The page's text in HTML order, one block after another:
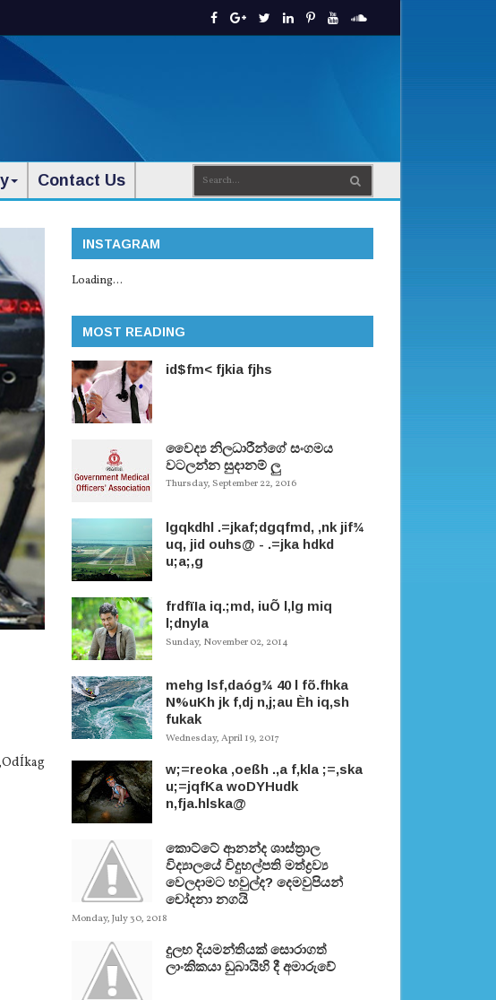
Contact Us
INSTAGRAM
Loading...
MOST READING
id$fm< fjkia fjhs
වෛද්‍ය නිලධාරීන්ගේ සංගමය
වටලන්න සුදානම් ලු
Thursday, September 22, 2016
lgqkdhl .=jkaf;dgqfmd, ,nk jif¾
uq, jid ouhs@ - .=jka hdkd
u;a;,g
frdfïIa iq.;md, iuÕ l,lg miq
l;dnyla
Sunday, November 02, 2014
mehg lsf,daóg¾ 40 l fõ.fhka
N%uKh jk f,dj n,j;au Èh iq,sh
fukak
Wednesday, April 19, 2017
w;=reoka ,oeßh .,a f,kla ;=,ska
u;=jqfKa woDYHudk
n,fja.hlska@
කොට්ටේ ආනන්ද ශාස්ත‍්‍රාල
විද්‍යාලයේ විදුහල්පති මත්ද්‍රව්‍ය
වෙලදාමට හවුල්ද? දෙමවුපියන්
චෝදනා නගයි
Monday, July 30, 2018
දුලභ දියමන්තියක් සොරාගත්
ලාංකිකයා ඩුබායිහි දී අමාරුවේ